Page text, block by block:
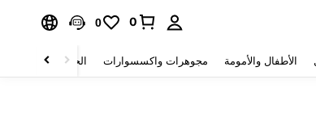
0
0
الأطفال والأمومة مجوهرات واكسسوارات الحقائب والأمتعة